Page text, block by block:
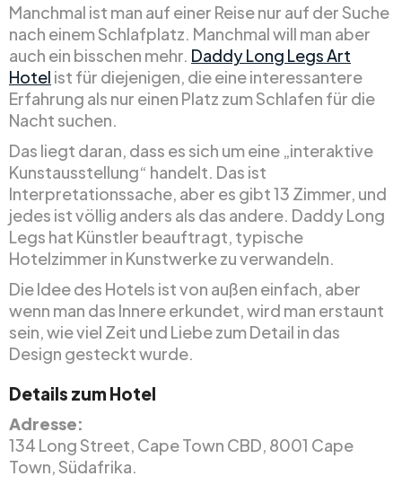
Manchmal ist man auf einer Reise nur auf der Suche
nach einem Schlafplatz. Manchmal will man aber
auch ein bisschen mehr. Daddy Long Legs Art
Hotel ist für diejenigen, die eine interessantere
Erfahrung als nur einen Platz zum Schlafen für die
Nacht suchen.
Das liegt daran, dass es sich um eine „interaktive
Kunstausstellung“ handelt. Das ist
Interpretationssache, aber es gibt 13 Zimmer, und
jedes ist völlig anders als das andere. Daddy Long
Legs hat Künstler beauftragt, typische
Hotelzimmer in Kunstwerke zu verwandeln.
Die Idee des Hotels ist von außen einfach, aber
wenn man das Innere erkundet, wird man erstaunt
sein, wie viel Zeit und Liebe zum Detail in das
Design gesteckt wurde.
Details zum Hotel
Adresse:
134 Long Street, Cape Town CBD, 8001 Cape
Town, Südafrika.